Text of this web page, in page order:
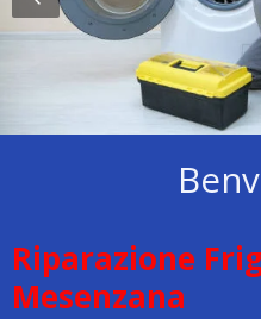
Riparazione
Mesenzana